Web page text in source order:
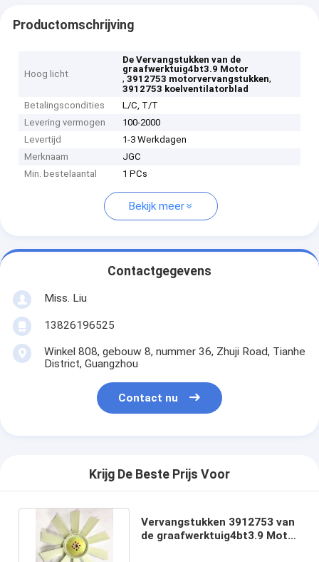
Productomschrijving
Hoog licht
De Vervangstukken van de
graafwerktuig4bt3.9 Motor
,3912753 motorvervangstukken,
3912753 koelventilatorblad
Betalingscondities
L/C, T/T
Levering vermogen
100-2000
Levertijd
1-3 Werkdagen
Merknaam
JGC
Min. bestelaantal
1 PCs
Bekijk meer
Contactgegevens
Miss. Liu
13826196525
Winkel 808, gebouw 8, nummer 36, Zhuji Road, Tianhe
District, Guangzhou
Contact nu
Krijg De Beste Prijs Voor
Vervangstukken 3912753 van
de graafwerktuig4bt3.9 Motor